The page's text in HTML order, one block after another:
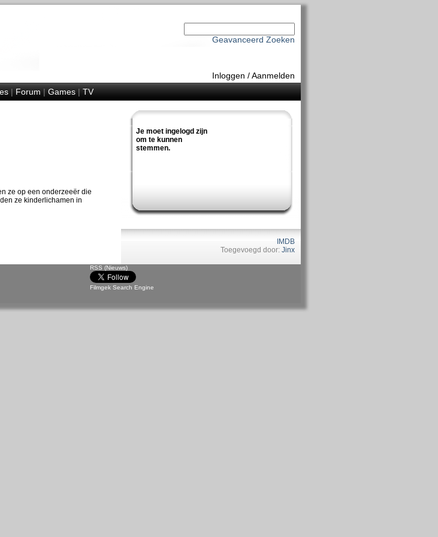
Geavanceerd Zoeken
Inloggen /Aanmelden
|Forum|Games|TV
Je moet ingelogd zijn
om te kunnen
stemmen.
IMDB
Toegevoegd door: Jinx
ze op een onderzeeër die
ze kinderlichamen in
RSS (Nieuws)
Filmgek Search Engine